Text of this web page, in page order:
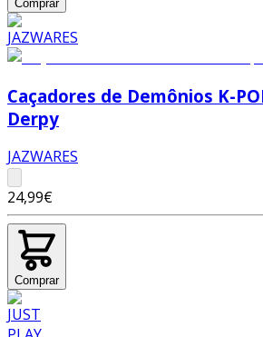
Comprar
Caçadores de Demônios K-
Derpy
JAZWARES
24,99€
Comprar